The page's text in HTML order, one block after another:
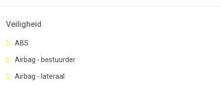
Veiligheid
ABS
Airbag - bestuurder
Airbag - lateraal